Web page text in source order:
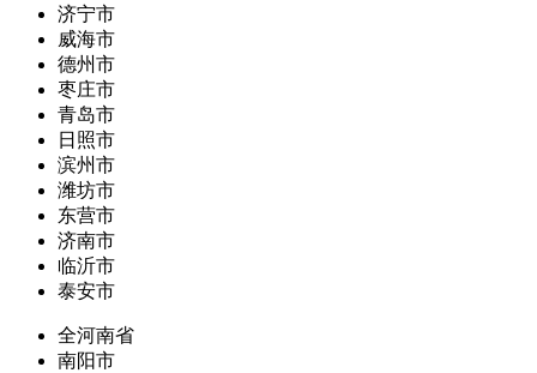
济宁市
威海市
德州市
枣庄市
青岛市
日照市
滨州市
潍坊市
东营市
济南市
临沂市
泰安市
全河南省
南阳市